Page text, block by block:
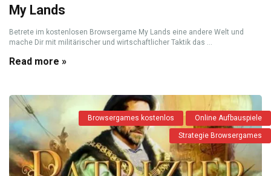
My Lands
Betrete im kostenlosen Browsergame My Lands eine andere Welt und
mache Dir mit militärischer und wirtschaftlicher Taktik das ...
Read more »
Browsergames kostenlos Online Aufbauspiele
Strategie Browsergames